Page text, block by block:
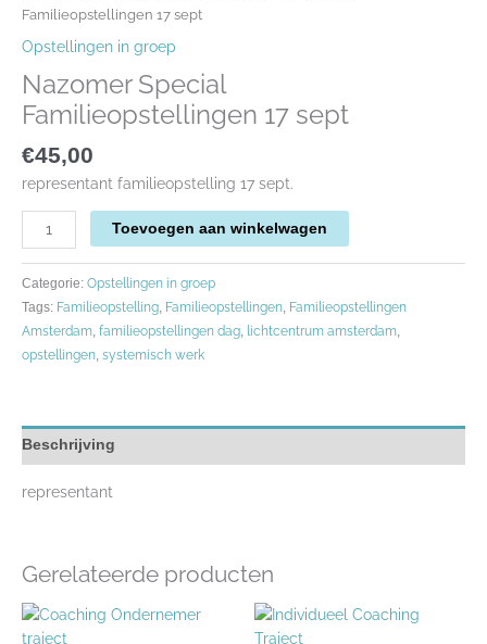
Familieopstellingen 17 sept
Opstellingen in groep
Nazomer Special
Familieopstellingen 17 sept
€45,00
representant familieopstelling 17 sept.
Toevoegen aan winkelwagen
Categorie: Opstellingen in groep
Tags: Familieopstelling Familieopstellingen Familieopstellingen
Amsterdam familieopstellingen dag lichtcentrum amsterdam
opstellingen systemisch werk
Beschrijving
representant
Gerelateerde producten